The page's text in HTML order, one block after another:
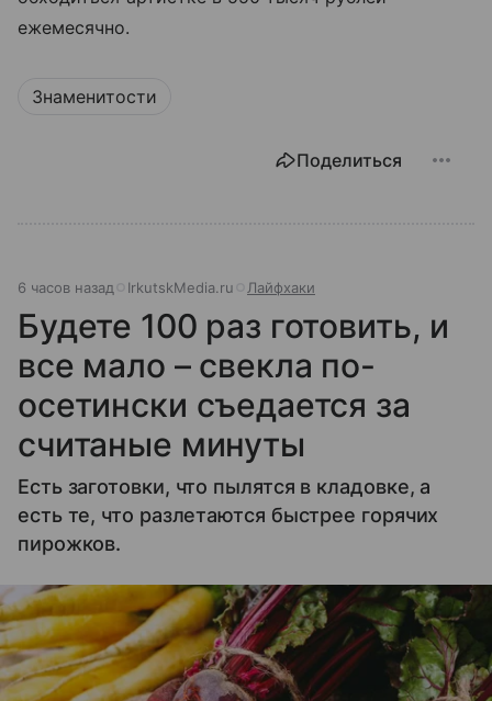
ежемесячно.
Знаменитости
Поделиться
6 часов назад IrkutskMedia.ru Лайфхаки
Будете 100 раз готовить, и
все мало – свекла по-
осетински съедается за
считаные минуты
Есть заготовки, что пылятся в кладовке, а
есть те, что разлетаются быстрее горячих
пирожков.